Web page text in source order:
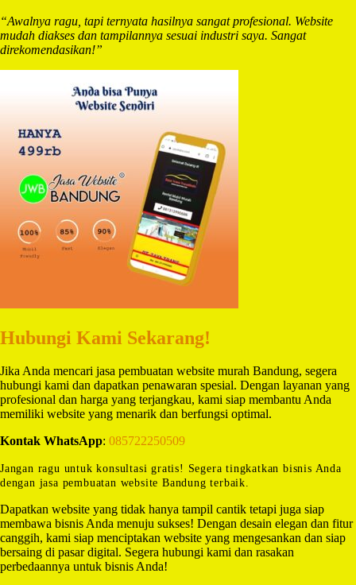
“Awalnya ragu, tapi ternyata hasilnya sangat profesional. Website
mudah diakses dan tampilannya sesuai industri saya. Sangat
direkomendasikan!”
Hubungi Kami Sekarang!
Jika Anda mencari jasa pembuatan website murah Bandung, segera
hubungi kami dan dapatkan penawaran spesial. Dengan layanan yang
profesional dan harga yang terjangkau, kami siap membantu Anda
memiliki website yang menarik dan berfungsi optimal.
Kontak WhatsApp: 085722250509
Jangan ragu untuk konsultasi gratis! Segera tingkatkan bisnis Anda
dengan jasa pembuatan website Bandung terbaik.
Dapatkan website yang tidak hanya tampil cantik tetapi juga siap
membawa bisnis Anda menuju sukses! Dengan desain elegan dan fitur
canggih, kami siap menciptakan website yang mengesankan dan siap
bersaing di pasar digital. Segera hubungi kami dan rasakan
perbedaannya untuk bisnis Anda!